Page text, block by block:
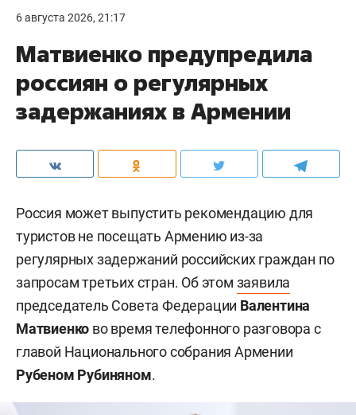
6 августа 2026, 21:17
Матвиенко предупредила
россиян о регулярных
задержаниях в Армении
Россия может выпустить рекомендацию для
туристов не посещать Армению из-за
регулярных задержаний российских граждан по
запросам третьих стран. Об этом заявила
председатель Совета Федерации Валентина
Матвиенко во время телефонного разговора с
главой Национального собрания Армении
Рубеном Рубиняном.